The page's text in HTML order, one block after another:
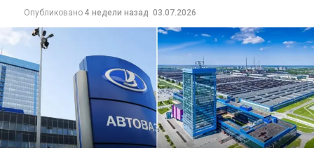
Опубликовано 4 недели назад 03.07.2026